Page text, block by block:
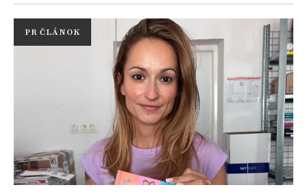
PR ČLÁNOK